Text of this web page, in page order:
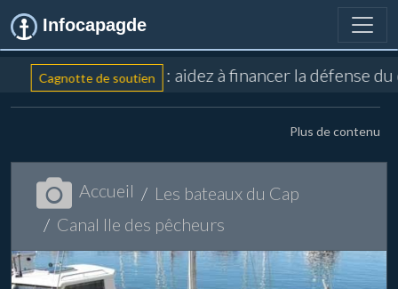
Infocapagde
Cagnotte de soutien : aidez à financer la défense
Plus de contenu
Accueil
Les bateaux du Cap
Canal Ile des pêcheurs